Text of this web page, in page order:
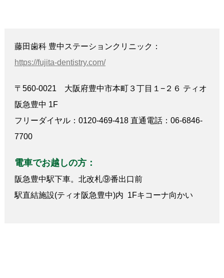
藤田歯科 豊中ステーションクリニック：
https://fujita-dentistry.com/
〒560-0021 大阪府豊中市本町３丁目１−２６ ティオ
阪急豊中 1F
フリーダイヤル：0120-469-418 直通電話：06-6846-
7700
電車でお越しの方：
阪急豊中駅下車。北改札⑨番出口前
駅直結施設(ティオ阪急豊中)内 1Fキコーナ向かい